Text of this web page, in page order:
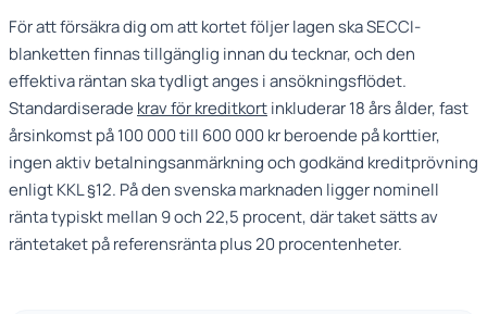
För att försäkra dig om att kortet följer lagen ska SECCI-
blanketten finnas tillgänglig innan du tecknar, och den
effektiva räntan ska tydligt anges i ansökningsflödet.
Standardiseradekrav för kreditkortinkluderar 18 års ålder, fast
årsinkomst på 100 000 till 600 000 kr beroende på korttier,
ingen aktiv betalningsanmärkning och godkänd kreditprövning
enligt KKL §12. På den svenska marknaden ligger nominell
ränta typiskt mellan 9 och 22,5 procent, där taket sätts av
räntetaket på referensränta plus 20 procentenheter.